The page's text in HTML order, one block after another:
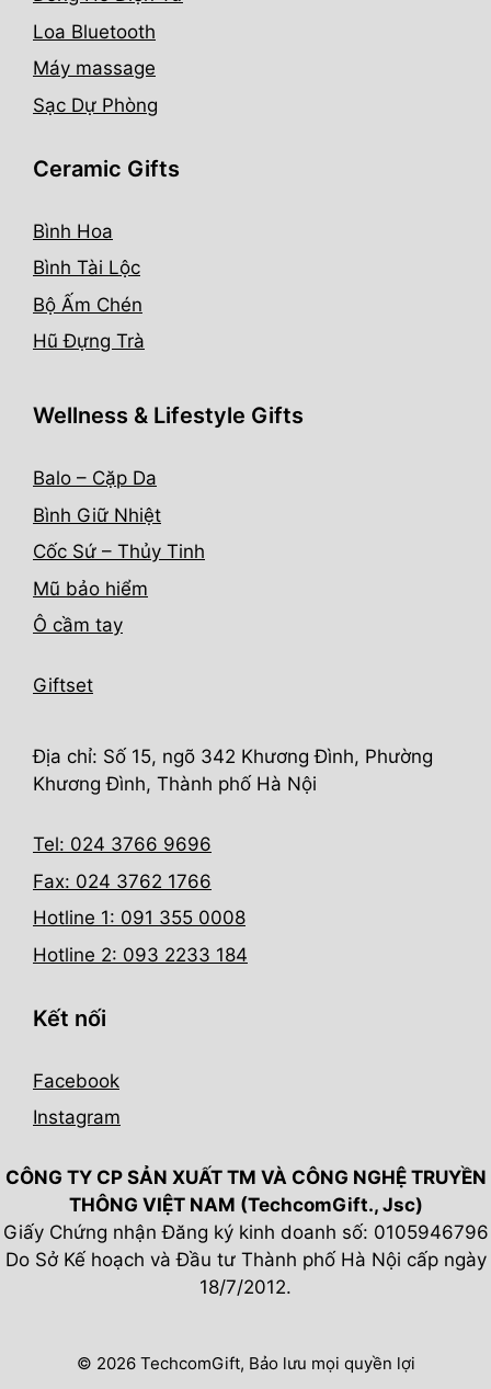
Loa Bluetooth
Máy massage
Sạc Dự Phòng
Ceramic Gifts
Bình Hoa
Bình Tài Lộc
Bộ Ấm Chén
Hũ Đựng Trà
Wellness & Lifestyle Gifts
Balo – Cặp Da
Bình Giữ Nhiệt
Cốc Sứ – Thủy Tinh
Mũ bảo hiểm
Ô cầm tay
Giftset
Địa chỉ: Số 15, ngõ 342 Khương Đình, Phường
Khương Đình, Thành phố Hà Nội
Tel: 024 3766 9696
Fax: 024 3762 1766
Hotline 1: 091 355 0008
Hotline 2: 093 2233 184
Kết nối
Facebook
Instagram
CÔNG TY CP SẢN XUẤT TM VÀ CÔNG NGHỆ TRUYỀN
THÔNG VIỆT NAM (TechcomGift., Jsc)
Giấy Chứng nhận Đăng ký kinh doanh số: 0105946796
Do Sở Kế hoạch và Đầu tư Thành phố Hà Nội cấp ngày
18/7/2012.
© 2026 TechcomGift, Bảo lưu mọi quyền lợi